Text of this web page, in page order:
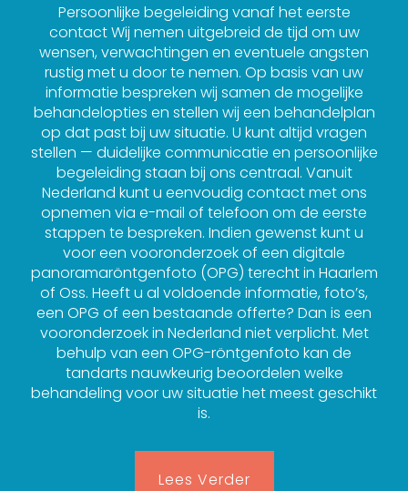
Persoonlijke begeleiding vanaf het eerste
contact Wij nemen uitgebreid de tijd om uw
wensen, verwachtingen en eventuele angsten
rustig met u door te nemen. Op basis van uw
informatie bespreken wij samen de mogelijke
behandelopties en stellen wij een behandelplan
op dat past bij uw situatie. U kunt altijd vragen
stellen — duidelijke communicatie en persoonlijke
begeleiding staan bij ons centraal. Vanuit
Nederland kunt u eenvoudig contact met ons
opnemen via e-mail of telefoon om de eerste
stappen te bespreken. Indien gewenst kunt u
voor een vooronderzoek of een digitale
panoramaröntgenfoto (OPG) terecht in Haarlem
of Oss. Heeft u al voldoende informatie, foto’s,
een OPG of een bestaande offerte? Dan is een
vooronderzoek in Nederland niet verplicht. Met
behulp van een OPG-röntgenfoto kan de
tandarts nauwkeurig beoordelen welke
behandeling voor uw situatie het meest geschikt
is.
Lees Verder